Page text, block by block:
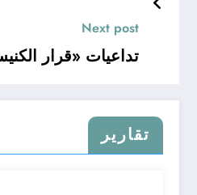
Next post
تداعيات «قرار
تقارير